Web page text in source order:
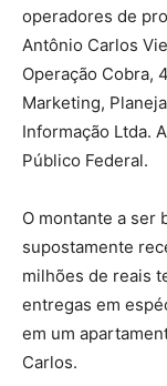
operadores de
Antônio Carlos
Operação Cobra,
Marketing,
Informação Ltda.
Público Federal.
O montante a ser
supostamente
milhões de reais
entregas em
em um
Carlos.